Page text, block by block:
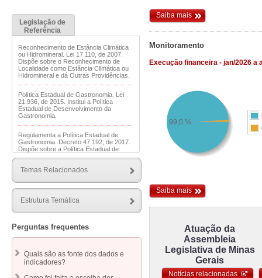
Legislação de
Referência
Reconhecimento de Estância Climática
ou Hidromineral. Lei 17.110, de 2007.
Dispõe sobre o Reconhecimento de
Localidade como Estância Climática ou
Hidromineral e dá Outras Providências.
Política Estadual de Gastronomia. Lei
21.936, de 2015. Institui a Política
Estadual de Desenvolvimento da
Gastronomia.
Regulamenta a Política Estadual de
Gastronomia. Decreto 47.192, de 2017.
Dispõe sobre a Política Estadual de
Esporte de aventura. Lei 16.686, de
2007. Dispõe sobre a prática de esporte
de aventura no Estado.
Exploração do Turismo Náutico. Lei
15.258, de 2004. Dispõe sobre a
exploração econômica do turismo em
represas e lagos do Estado.
Política de Desenvolvimento do
Ecoturismo. Lei 14.368, de 2002.
Temas Relacionados
Estrutura Temática
Perguntas frequentes
Quais são as fonte dos dados e
indicadores?
Saiba mais
Monitoramento
Execução financeira - jan/2026 a
99,0 %
Saiba mais
Atuação da
Assembleia
Legislativa de Minas
Gerais
Notícias relacionadas